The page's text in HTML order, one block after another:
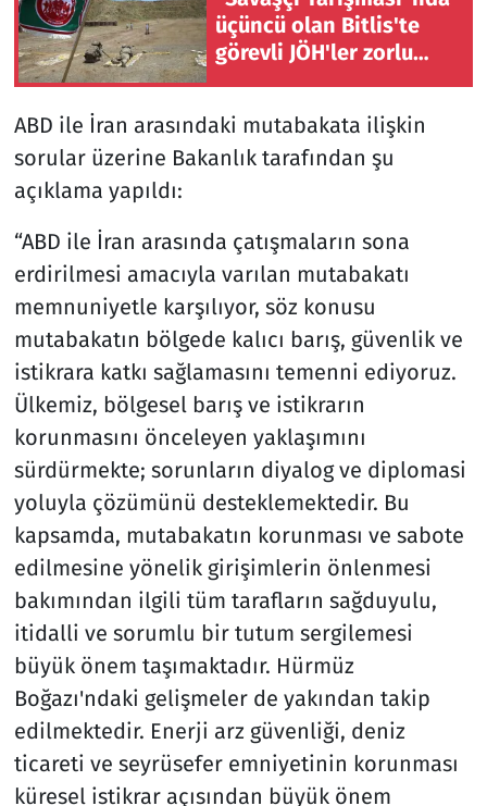
üçüncü olan Bitlis'te
görevli JÖH'ler zorlu
ABD ile İran arasındaki mutabakata ilişkin
sorular üzerine Bakanlık tarafından şu
açıklama yapıldı:
“ABD ile İran arasında çatışmaların sona
erdirilmesi amacıyla varılan mutabakatı
memnuniyetle karşılıyor, söz konusu
mutabakatın bölgede kalıcı barış, güvenlik ve
istikrara katkı sağlamasını temenni ediyoruz.
Ülkemiz, bölgesel barış ve istikrarın
korunmasını önceleyen yaklaşımını
sürdürmekte; sorunların diyalog ve diplomasi
yoluyla çözümünü desteklemektedir. Bu
kapsamda, mutabakatın korunması ve sabote
edilmesine yönelik girişimlerin önlenmesi
bakımından ilgili tüm tarafların sağduyulu,
itidalli ve sorumlu bir tutum sergilemesi
büyük önem taşımaktadır. Hürmüz
Boğazı'ndaki gelişmeler de yakından takip
edilmektedir. Enerji arz güvenliği, deniz
ticareti ve seyrüsefer emniyetinin korunması
küresel istikrar açısından büyük önem